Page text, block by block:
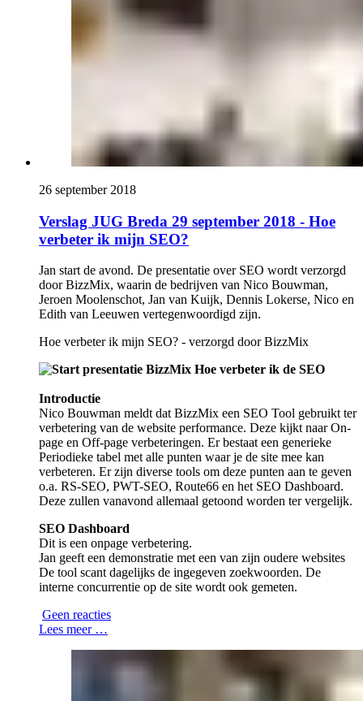
26 september 2018
Verslag JUG Breda 29 september 2018 - Hoe
verbeter ik mijn SEO?
Jan start de avond. De presentatie over SEO wordt verzorgd
door BizzMix, waarin de bedrijven van Nico Bouwman,
Jeroen Moolenschot, Jan van Kuijk, Dennis Lokerse, Nico en
Edith van Leeuwen vertegenwoordigd zijn.
Hoe verbeter ik mijn SEO? - verzorgd door BizzMix
Introductie
Nico Bouwman meldt dat BizzMix een SEO Tool gebruikt ter
verbetering van de website performance. Deze kijkt naar On-
page en Off-page verbeteringen. Er bestaat een generieke
Periodieke tabel met alle punten waar je de site mee kan
verbeteren. Er zijn diverse tools om deze punten aan te geven
o.a. RS-SEO, PWT-SEO, Route66 en het SEO Dashboard.
Deze zullen vanavond allemaal getoond worden ter vergelijk.
SEO Dashboard
Dit is een onpage verbetering.
Jan geeft een demonstratie met een van zijn oudere websites
De tool scant dagelijks de ingegeven zoekwoorden. De
interne concurrentie op de site wordt ook gemeten.
Geen reacties
Lees meer …